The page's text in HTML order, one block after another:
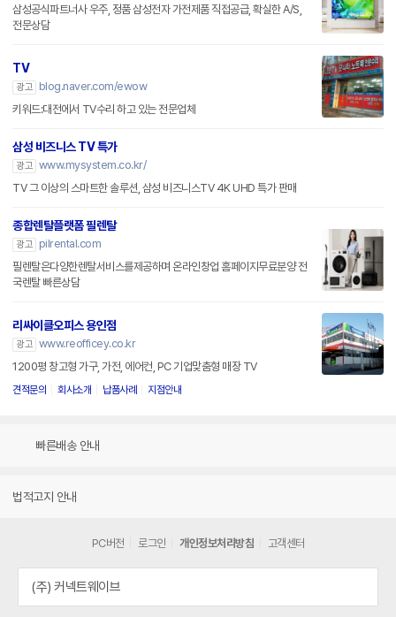
삼성공식파트너사 우주, 정품 삼성전자 가전제품 직접공급, 확실한 A/S,
전문상담
TV
광고
blog.naver.com/ewow
키워드:대전에서 TV수리 하고 있는 전문업체
삼성 비즈니스 TV 특가
광고 www.mysystem.co.kr/
TV 그 이상의 스마트한 솔루션, 삼성 비즈니스TV 4K UHD 특가 판매
종합렌탈플랫폼 필렌탈
광고
pilrental.com
필렌탈은다양한렌탈서비스를제공하며 온라인창업 홈페이지무료분양 전
국렌탈 빠른상담
리싸이클오피스 용인점
광고 www.reofficey.co.kr
1200평 창고형 가구, 가전, 에어컨, PC 기업맞춤형 매장 TV
견적문의 회사소개 납품사례 지점안내
빠른배송 안내
법적고지 안내
PC버전 로그인 개인정보처리방침 고객센터
(주) 커넥트웨이브